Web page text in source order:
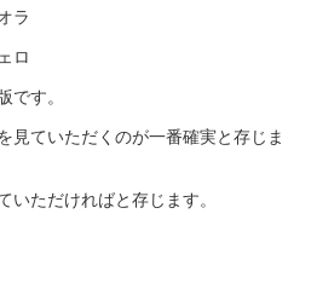
ラ
ロ
です。
見ていただくのが一番確実と存じま
いただければと存じます。